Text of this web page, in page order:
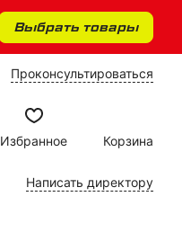
Выбрать товары
Проконсультироваться
Избранное Корзина
Написать директору